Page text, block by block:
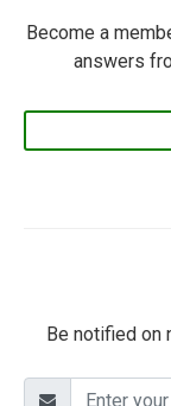
Become a
answers
Be notified on